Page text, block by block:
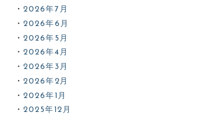
2026年7月
2026年6月
2026年5月
2026年4月
2026年3月
2026年2月
2026年1月
2025年12月